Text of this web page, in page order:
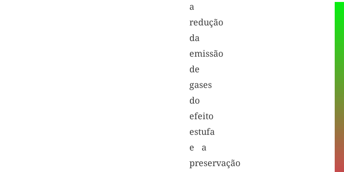
a
redução
da
emissão
de
gases
do
efeito
estufa
e a
preservação